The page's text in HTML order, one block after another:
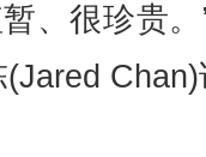
、很珍贵。
(Jared